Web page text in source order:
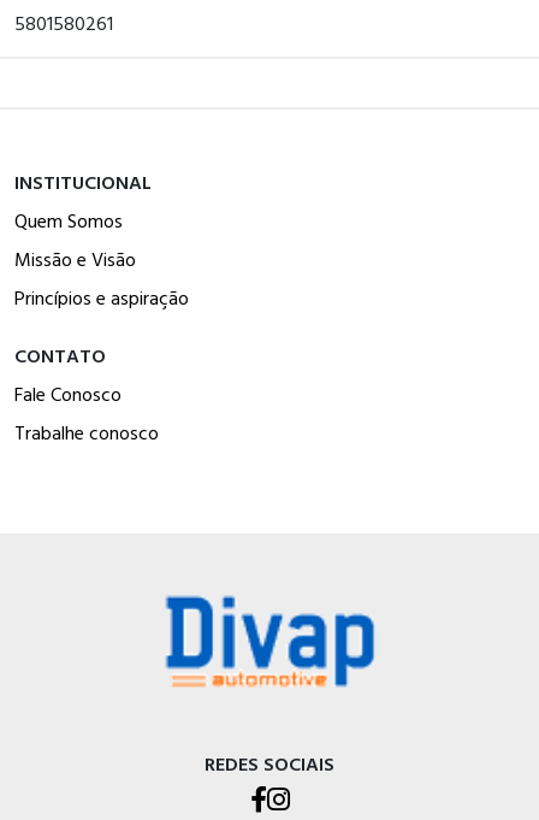
5801580261
INSTITUCIONAL
Quem Somos
Missão e Visão
Princípios e aspiração
CONTATO
Fale Conosco
Trabalhe conosco
REDES SOCIAIS